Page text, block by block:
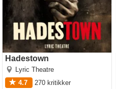
Hadestown
Lyric Theatre
4.7
270 kritikker